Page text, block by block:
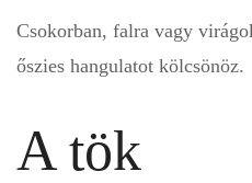
Csokorban, falra vagy
őszies hangulatot kölcsönöz.
A tök